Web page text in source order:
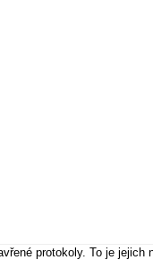
protokoly. To je jejich